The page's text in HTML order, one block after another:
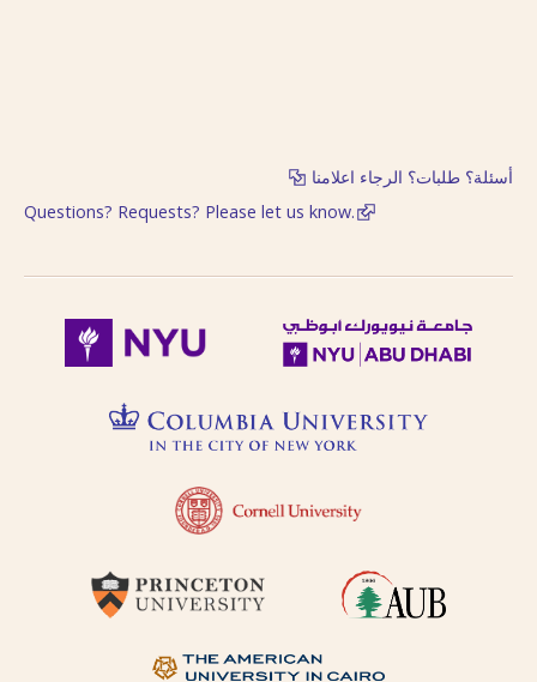
أسئلة؟ طلبات؟ الرجاء اعلامنا
Questions? Requests? Please let us know.